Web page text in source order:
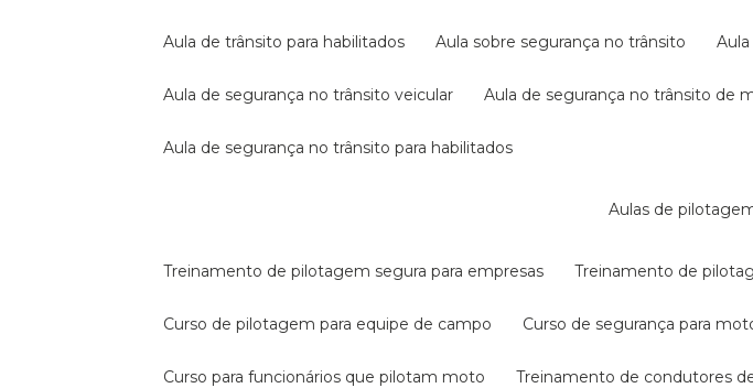
aula de trânsito para habilitados aula sobre segurança no trânsito
aula de segurança no trânsito veicular aula de segurança no trânsito de
aula de segurança no trânsito para habilitados
aulas de
treinamento de pilotagem segura para empresas treinamento de
curso de pilotagem para equipe de campo curso de segurança para
curso para funcionários que pilotam moto treinamento de condutores